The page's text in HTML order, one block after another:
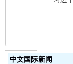
中文国际新闻